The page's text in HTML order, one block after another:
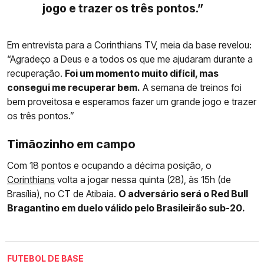
jogo e trazer os três pontos.”
Em entrevista para a Corinthians TV, meia da base revelou:
“Agradeço a Deus e a todos os que me ajudaram durante a
recuperação. Foi um momento muito difícil, mas
consegui me recuperar bem. A semana de treinos foi
bem proveitosa e esperamos fazer um grande jogo e trazer
os três pontos.”
Timãozinho em campo
Com 18 pontos e ocupando a décima posição, o
Corinthians volta a jogar nessa quinta (28), às 15h (de
Brasília), no CT de Atibaia. O adversário será o Red Bull
Bragantino em duelo válido pelo Brasileirão sub-20.
FUTEBOL DE BASE